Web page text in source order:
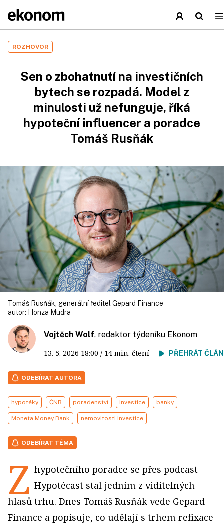
ROZHOVOR
Sen o zbohatnutí na investičních
bytech se rozpadá. Model z
minulosti už nefunguje, říká
hypoteční influencer a poradce
Tomáš Rusňák
Tomáš Rusňák, generální ředitel Gepard Finance
autor: Honza Mudra
Vojtěch Wolf, redaktor týdeníku Ekonom
13. 5. 2026 18:00 / 14 min. čtení PŘEHRÁT
ODEBÍRAT AUTORA
hypotéky ČNB poradenství investice banky
Moneta Money Bank nemovitosti investice
ODEBÍRAT TÉMA
Z hypotečního poradce se přes podcast
Hypotécast stal jedním z viditelných
hlasů trhu. Dnes Tomáš Rusňák vede Gepard
Finance a popisuje, co udělají s trhem refixace